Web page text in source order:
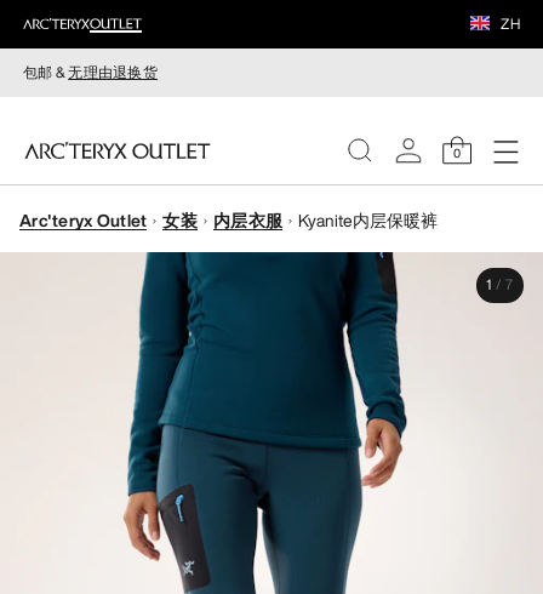
ZH
包邮 &无理由退换货
0
女装
Arc'teryx Outlet 女装 内层衣服 Kyanite内层保暖裤
1 / 7